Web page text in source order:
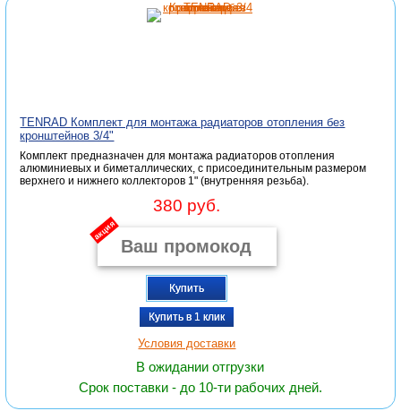
TENRAD Комплект для монтажа радиаторов отопления без
кронштейнов 3/4"
Комплект предназначен для монтажа радиаторов отопления
алюминиевых и биметаллических, с присоединительным размером
верхнего и нижнего коллекторов 1" (внутренняя резьба).
380 руб.
акция
Купить
Купить в 1 клик
Условия доставки
В ожидании отгрузки
Срок поставки - до 10-ти рабочих дней.